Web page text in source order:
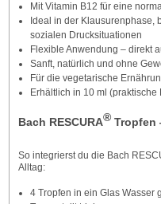
Mit Vitamin B12 für eine
Ideal in der Klausurenphase,
sozialen Drucksituationen
Flexible Anwendung – direkt
Sanft, natürlich und ohne
Für die vegetarische
Erhältlich in 10 ml (praktische
Bach RESCURA®Tropfen
So integrierst du die Bach
Alltag:
4 Tropfen in ein Glas Wasser